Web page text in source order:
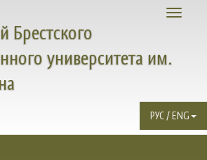
Toggle
Брестского
университета им.
РУС / ENG